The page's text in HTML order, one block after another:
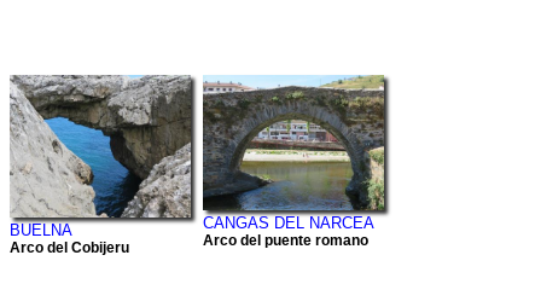
BUELNA
Arco del Cobijeru
CANGAS DEL NARCEA
Arco del puente romano